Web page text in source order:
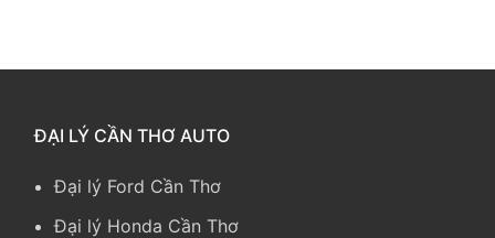
ĐẠI LÝ CẦN THƠ AUTO
Đại lý Ford Cần Thơ
Đại lý Honda Cần Thơ